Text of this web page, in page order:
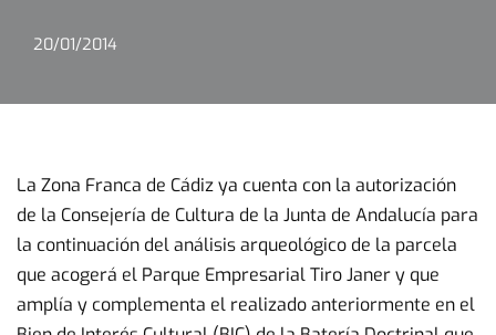
20/01/2014
La Zona Franca de Cádiz ya cuenta con la autorización
de la Consejería de Cultura de la Junta de Andalucía para
la continuación del análisis arqueológico de la parcela
que acogerá el Parque Empresarial Tiro Janer y que
amplía y complementa el realizado anteriormente en el